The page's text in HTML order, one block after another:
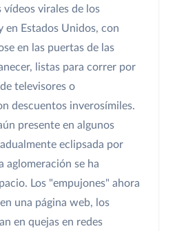
vídeos virales de los
en Estados Unidos, con
en las puertas de las
listas para correr por
televisores o
descuentos inverosímiles.
presente en algunos
eclipsada por
aglomeración se ha
Los "empujones" ahora
una página web, los
en quejas en redes